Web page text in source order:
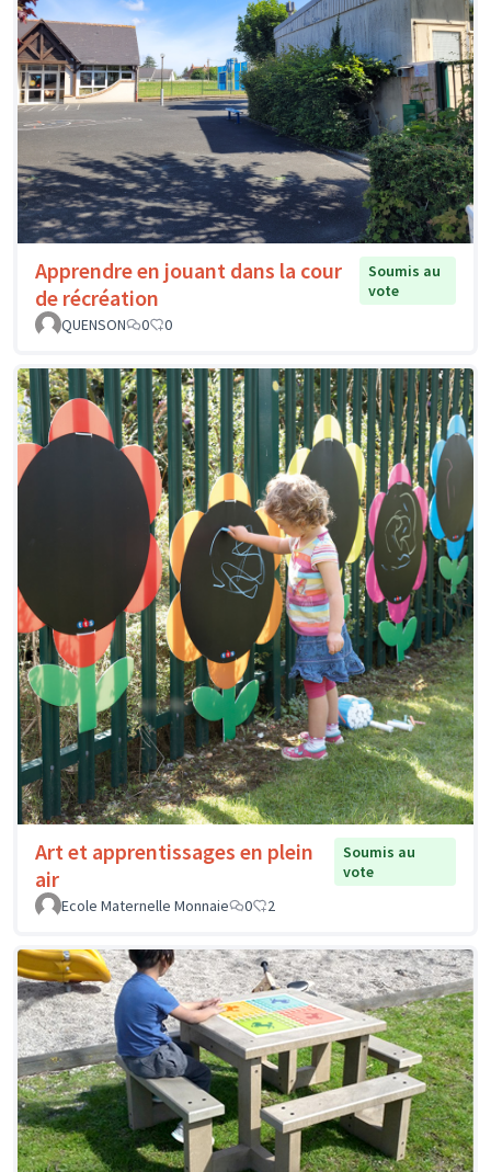
Apprendre en jouant dans la cour
de récréation
Soumis au
vote
QUENSON
0 0
Art et apprentissages en plein
air
Soumis au
vote
Ecole Maternelle Monnaie
0 2